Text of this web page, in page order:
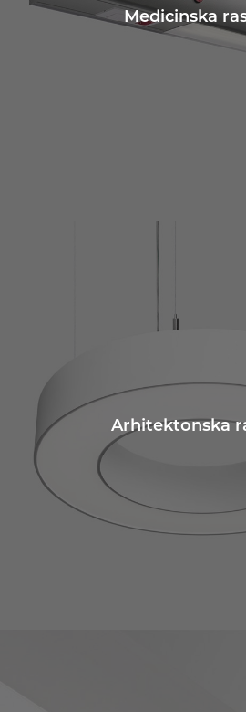
Medicinska
Arhitektonska